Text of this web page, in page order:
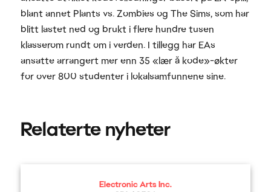
blant annet Plants vs. Zombies og The Sims, som har
blitt lastet ned og brukt i flere hundre tusen
klasserom rundt om i verden. I tillegg har EAs
ansatte arrangert mer enn 35 «lær å kode»-økter
for over 800 studenter i lokalsamfunnene sine.